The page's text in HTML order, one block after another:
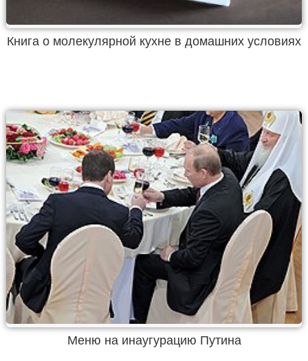
Книга о молекулярной кухне в домашних условиях
Меню на инаугурацию Путина